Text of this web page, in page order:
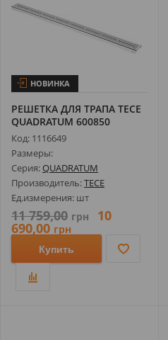
НОВИНКА
РЕШЕТКА ДЛЯ ТРАПА TECE
QUADRATUM 600850
ПОЛИРОВАННАЯ...
Код: 1116649
Размеры:
Серия:QUADRATUM
Производитель:TECE
Ед.измерения: шт
11 759,00 грн 10
690,00 грн
Купить